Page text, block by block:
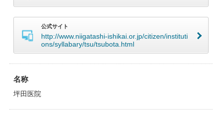
公式サイト
http://www.niigatashi-ishikai.or.jp/citizen/instituti
ons/syllabary/tsu/tsubota.html
名称
坪田医院